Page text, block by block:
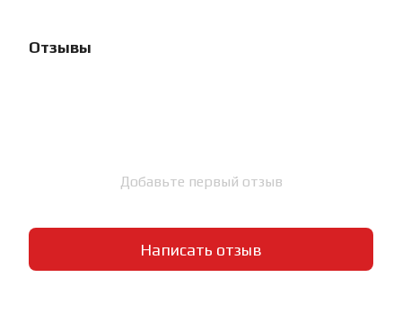
Отзывы
Добавьте первый отзыв
Написать отзыв